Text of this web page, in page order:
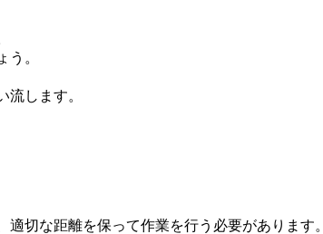
。
します。
切な距離を保って作業を行う必要があります。